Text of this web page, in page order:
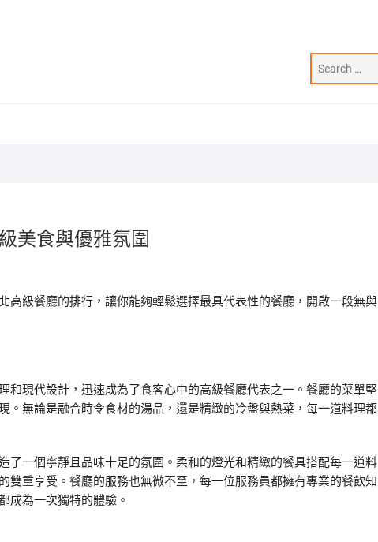
美食與優雅氛圍
高級餐廳的排行，讓你能夠輕鬆選擇最具代表性的餐廳，開啟一段無與
和現代設計，迅速成為了食客心中的高級餐廳代表之一。餐廳的菜單堅
。無論是融合時令食材的湯品，還是精緻的冷盤與熱菜，每一道料理都
了一個寧靜且品味十足的氛圍。柔和的燈光和精緻的餐具搭配每一道料
雙重享受。餐廳的服務也無微不至，每一位服務員都擁有專業的餐飲知
成為一次獨特的體驗。